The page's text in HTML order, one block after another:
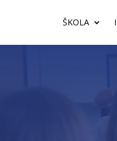
ŠKOLA